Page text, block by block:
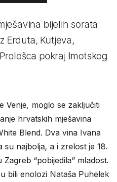
bijelih sorata
Erduta, Kutjeva,
pokraj Imotskog
Venje, moglo se zaključiti
hrvatskih mješavina
Blend. Dva vina Ivana
su najbolja, a i zrelost je 18.
“pobijedila” mladost.
bili enolozi Nataša Puhelek